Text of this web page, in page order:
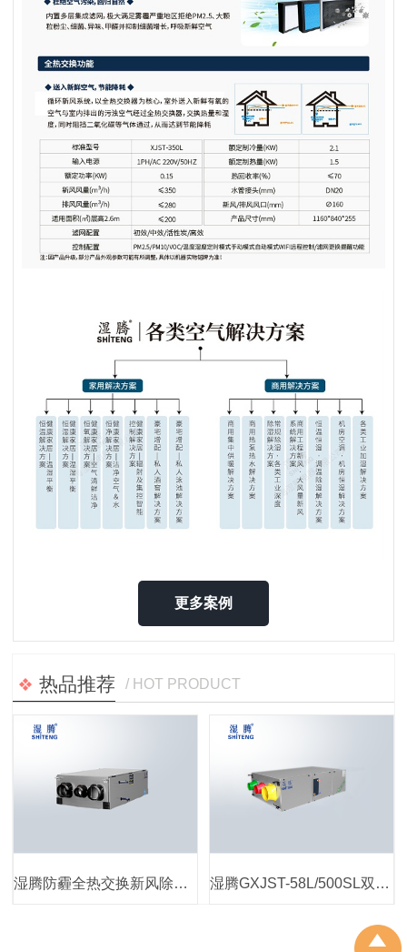
更多案例
热品推荐 / HOT PRODUCT
湿腾防霾全热交换新风除湿机系列 湿腾GXJST-58L/500SL双冷源全热交换新风除湿机